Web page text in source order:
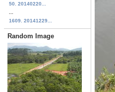
50. 20140220...
1609. 20141229...
Random Image